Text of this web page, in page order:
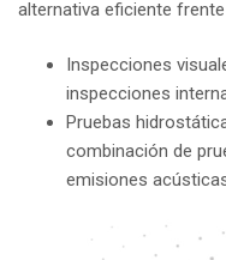
alternativa eficiente frente
Inspecciones
inspecciones
Pruebas
combinación de
emisiones